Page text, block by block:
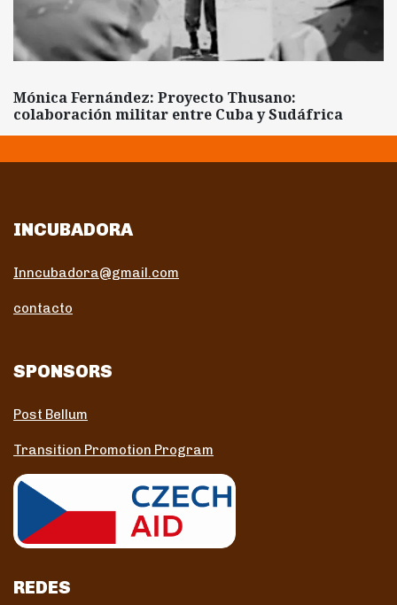
Mónica Fernández: Proyecto Thusano:
colaboración militar entre Cuba y Sudáfrica
INCUBADORA
Inncubadora@gmail.com
contacto
SPONSORS
Post Bellum
Transition Promotion Program
REDES